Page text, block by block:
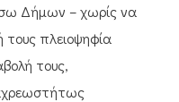
Δήμων – χωρίς να
τους πλειοψηφία
τους,